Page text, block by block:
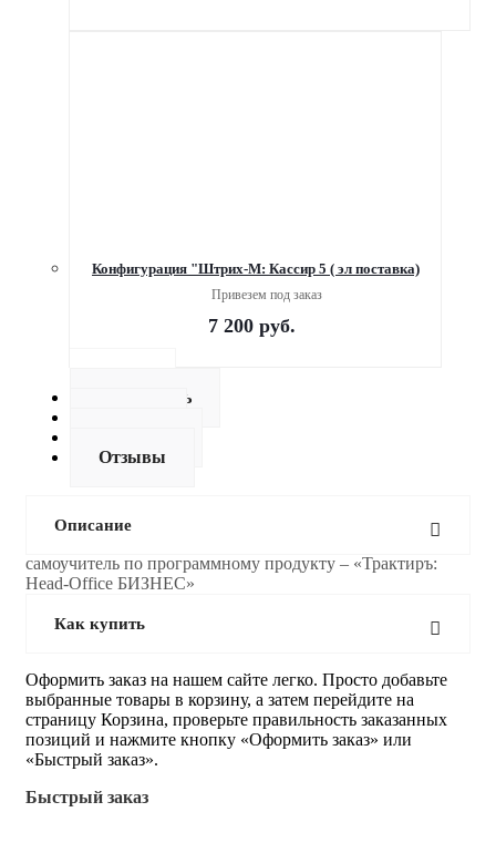
Конфигурация "Штрих-М: Кассир 5 ( эл поставка)
Привезем под заказ
7 200 руб.
Как купить
Отзывы
Описание
самоучитель по программному продукту – «Трактиръ:
Head-Office БИЗНЕС»
Как купить
Оформить заказ на нашем сайте легко. Просто добавьте
выбранные товары в корзину, а затем перейдите на
страницу Корзина, проверьте правильность заказанных
позиций и нажмите кнопку «Оформить заказ» или
«Быстрый заказ».
Быстрый заказ